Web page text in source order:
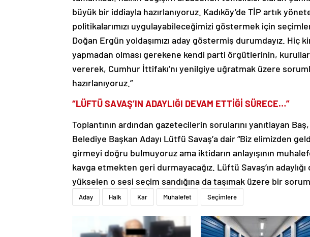
büyük bir iddiayla hazırlanıyoruz. Kadıköy’de TİP artık
politikalarımızı uygulayabileceğimizi göstermek için
Doğan Ergün yoldaşımızı aday göstermiş durumdayız. Hiç
yapmadan olması gerekene kendi parti örgütlerinin,
vererek, Cumhur İttifakı’nı yenilgiye uğratmak üzere
hazırlanıyoruz.”
“LÜFTÜ SAVAŞ’IN ADAYLIĞI DEVAM ETTİĞİ SÜRECE…”
Toplantının ardından gazetecilerin sorularını yanıtlayan
Belediye Başkan Adayı Lütfü Savaş’a dair “Biz elimizden
girmeyi doğru bulmuyoruz ama iktidarın anlayışının
kavga etmekten geri durmayacağız. Lüftü Savaş’ın
yükselen o sesi seçim sandığına da taşımak üzere bir
Aday Halk Kar Muhalefet Seçimlere